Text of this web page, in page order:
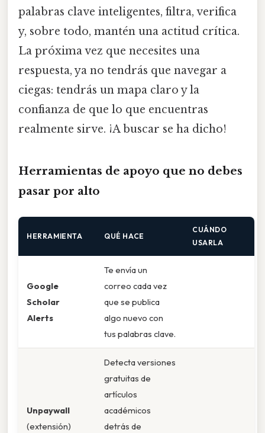
palabras clave inteligentes, filtra, verifica
y, sobre todo, mantén una actitud crítica.
La próxima vez que necesites una
respuesta, ya no tendrás que navegar a
ciegas: tendrás un mapa claro y la
confianza de que lo que encuentras
realmente sirve. ¡A buscar se ha dicho!
Herramientas de apoyo que no debes
pasar por alto
HERRAMIENTA QUÉ HACE
CUÁNDO
USARLA
Google
Scholar
Alerts
Te envía un
correo cada vez
que se publica
algo nuevo con
tus palabras clave.
Unpaywall
(extensión)
Detecta versiones
gratuitas de
artículos
académicos
detrás de